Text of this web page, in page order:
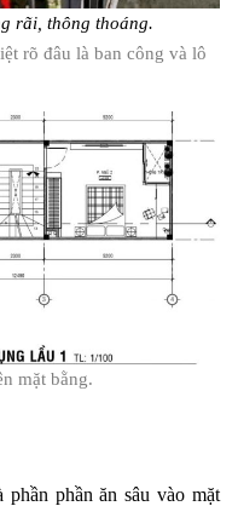
rãi, thông thoáng.
rõ đâu là ban công và lô
mặt bằng.
phần ăn sâu vào mặt